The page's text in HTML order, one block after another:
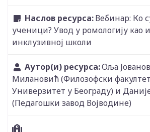
Наслов ресурса:Вебинар: Ко
ученици? Увод у ромологију као
инклузивној школи
Аутор(и) ресурса:Оља
Милановић (Филозофски факултет
Универзитет у Београду) и
(Педагошки завод Војводине)